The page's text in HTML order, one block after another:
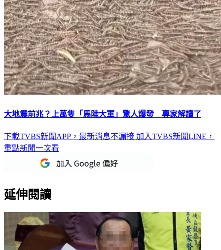
大地震前兆？上萬隻「馬陸大軍」驚人爆發 專家解讀了
下載TVBS新聞APP，最新消息不漏接 加入TVBS新聞LINE，
重點新聞一次看
延伸閱讀